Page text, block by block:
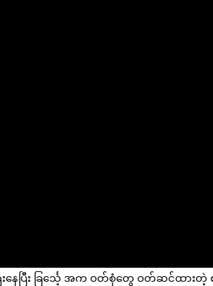
နေပြီး ခြင်္သေ့ အက ဝတ်စုံတွေ ဝတ်ဆင်ထားတဲ့